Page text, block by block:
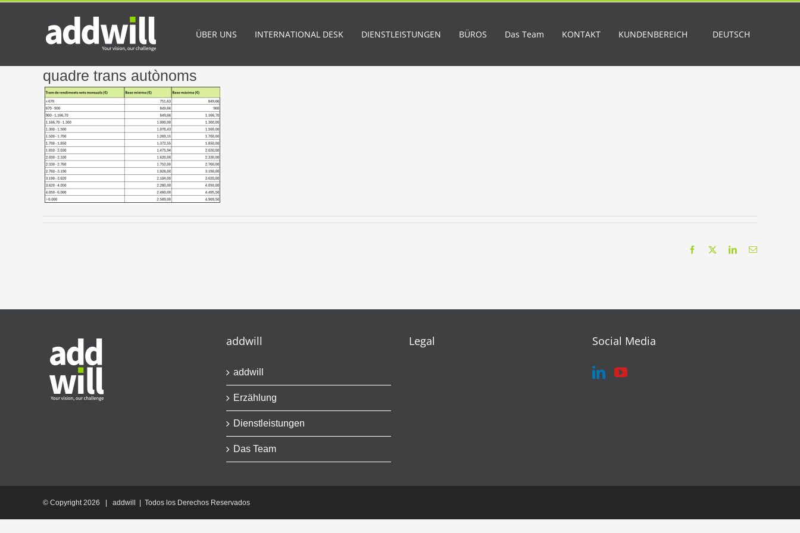
Skip
ÜBER UNS INTERNATIONAL DESK DIENSTLEISTUNGEN BÜROS Das Team KONTAKT KUNDENBEREICH DEUTSCH
quadre trans autònoms
Facebook LinkedInEmail
addwill
addwill
Erzählung
Dienstleistungen
Das Team
Legal Social Media
© Copyright2026 | addwill | Todos los Derechos Reservados